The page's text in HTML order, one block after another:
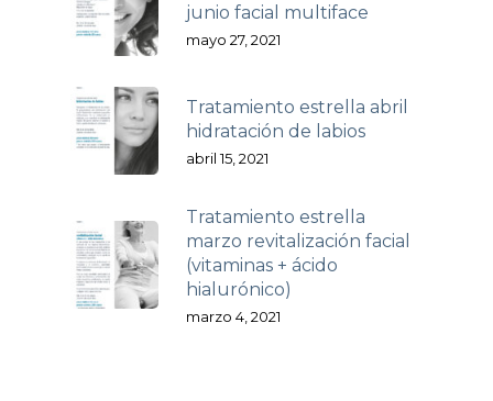
junio facial multiface
mayo 27, 2021
Tratamiento estrella abril
hidratación de labios
abril 15, 2021
Tratamiento estrella
marzo revitalización facial
(vitaminas + ácido
hialurónico)
marzo 4, 2021